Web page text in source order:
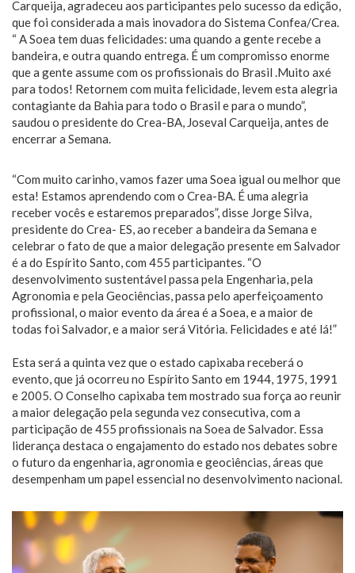
Carqueija, agradeceu aos participantes pelo sucesso da edição,
que foi considerada a mais inovadora do Sistema Confea/Crea.
“ A Soea tem duas felicidades: uma quando a gente recebe a
bandeira, e outra quando entrega. É um compromisso enorme
que a gente assume com os profissionais do Brasil .Muito axé
para todos! Retornem com muita felicidade, levem esta alegria
contagiante da Bahia para todo o Brasil e para o mundo”,
saudou o presidente do Crea-BA, Joseval Carqueija, antes de
encerrar a Semana.
“Com muito carinho, vamos fazer uma Soea igual ou melhor que
esta! Estamos aprendendo com o Crea-BA. É uma alegria
receber vocês e estaremos preparados”, disse Jorge Silva,
presidente do Crea- ES, ao receber a bandeira da Semana e
celebrar o fato de que a maior delegação presente em Salvador
é a do Espírito Santo, com 455 participantes. “O
desenvolvimento sustentável passa pela Engenharia, pela
Agronomia e pela Geociências, passa pelo aperfeiçoamento
profissional, o maior evento da área é a Soea, e a maior de
todas foi Salvador, e a maior será Vitória. Felicidades e até lá!”
Esta será a quinta vez que o estado capixaba receberá o
evento, que já ocorreu no Espírito Santo em 1944, 1975, 1991
e 2005. O Conselho capixaba tem mostrado sua força ao reunir
a maior delegação pela segunda vez consecutiva, com a
participação de 455 profissionais na Soea de Salvador. Essa
liderança destaca o engajamento do estado nos debates sobre
o futuro da engenharia, agronomia e geociências, áreas que
desempenham um papel essencial no desenvolvimento nacional.